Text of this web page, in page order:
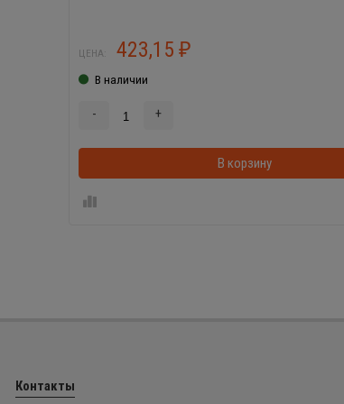
ЦЕНА: 423,15 ₽
В наличии
- +
В корзину
Контакты